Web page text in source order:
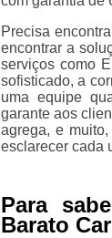
Precisa
encontrar a
serviços como
sofisticado, a
uma equipe
garante aos
agrega, e
esclarecer cada
Para
Barato